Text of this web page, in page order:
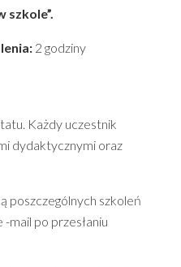
szkole”.
2 godziny
Każdy uczestnik
dydaktycznymi oraz
poszczególnych szkoleń
mail po przesłaniu